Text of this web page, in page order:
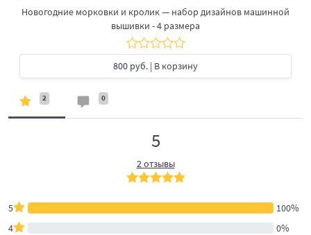
Новогодние морковки и кролик — набор дизайнов машинной
вышивки - 4 размера
800 руб. | В корзину
2 0
5
2 отзывы
5
100%
4
0%